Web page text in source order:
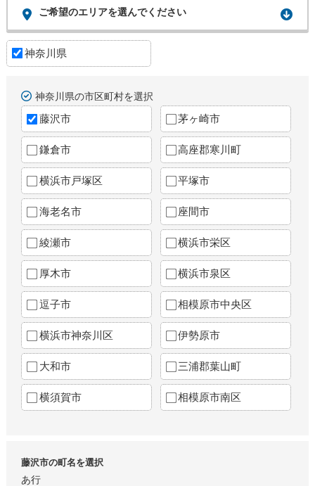
ご希望のエリアを選んでください
神奈川県
神奈川県の市区町村を選択
藤沢市 茅ヶ崎市
鎌倉市 高座郡寒川町
横浜市戸塚区 平塚市
海老名市 座間市
綾瀬市 横浜市栄区
厚木市 横浜市泉区
逗子市 相模原市中央区
横浜市神奈川区 伊勢原市
大和市 三浦郡葉山町
横須賀市 相模原市南区
藤沢市の町名を選択
あ行